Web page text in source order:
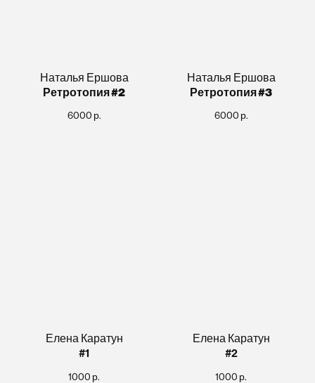
Наталья Ершова
Ретротопия #2
6000 р.
Наталья Ершова
Ретротопия #3
6000 р.
Елена Каратун
#1
1000 р.
Елена Каратун
#2
1000 р.